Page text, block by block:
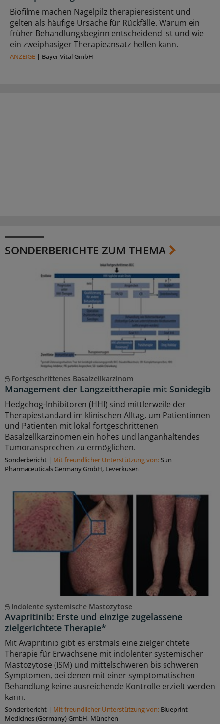
Biofilme machen Nagelpilz therapieresistent und
gelten als häufige Ursache für Rückfälle. Warum ein
früher Behandlungsbeginn entscheidend ist und wie
ein zweiphasiger Therapieansatz helfen kann.
ANZEIGE | Bayer Vital GmbH
SONDERBERICHTE ZUM THEMA
Fortgeschrittenes Basalzellkarzinom
Management der Langzeittherapie mit Sonidegib
Hedgehog-Inhibitoren (HHI) sind mittlerweile der
Therapiestandard im klinischen Alltag, um Patientinnen
und Patienten mit lokal fortgeschrittenen
Basalzellkarzinomen ein hohes und langanhaltendes
Tumoransprechen zu ermöglichen.
Sonderbericht | Mit freundlicher Unterstützung von:Sun
Pharmaceuticals Germany GmbH, Leverkusen
Indolente systemische Mastozytose
Avapritinib: Erste und einzige zugelassene
zielgerichtete Therapie*
Mit Avapritinib gibt es erstmals eine zielgerichtete
Therapie für Erwachsene mit indolenter systemischer
Mastozytose (ISM) und mittelschweren bis schweren
Symptomen, bei denen mit einer symptomatischen
Behandlung keine ausreichende Kontrolle erzielt werden
kann.
Sonderbericht | Mit freundlicher Unterstützung von: Blueprint
Medicines (Germany) GmbH, München